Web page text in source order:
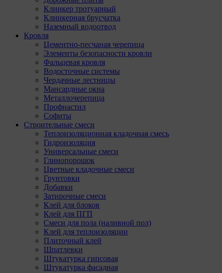
Клинкер тротуарный
Клинкерная брусчатка
Наземный водоотвод
Кровля
Цементно-песчаная черепица
Элементы безопасности кровли
Фальцевая кровля
Водосточные системы
Чердачные лестницы
Мансардные окна
Металлочерепица
Профнастил
Софиты
Строительные смеси
Теплоизоляционная кладочная смесь
Гидроизоляция
Универсальные смеси
Глинопорошок
Цветные кладочные смеси
Грунтовки
Добавки
Затирочные смеси
Клей для блоков
Клей для ПГП
Смеси для пола (наливной пол)
Клей для теплоизоляции
Плиточный клей
Шпатлевки
Штукатурка гипсовая
Штукатурка фасадная